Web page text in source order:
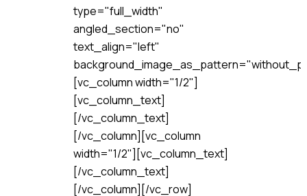
type="full_width"
angled_section="no"
text_align="left"
[vc_column width="1/2"]
[vc_column_text]
[/vc_column_text]
[/vc_column][vc_column
width="1/2"][vc_column_text]
[/vc_column_text]
[/vc_column][/vc_row]